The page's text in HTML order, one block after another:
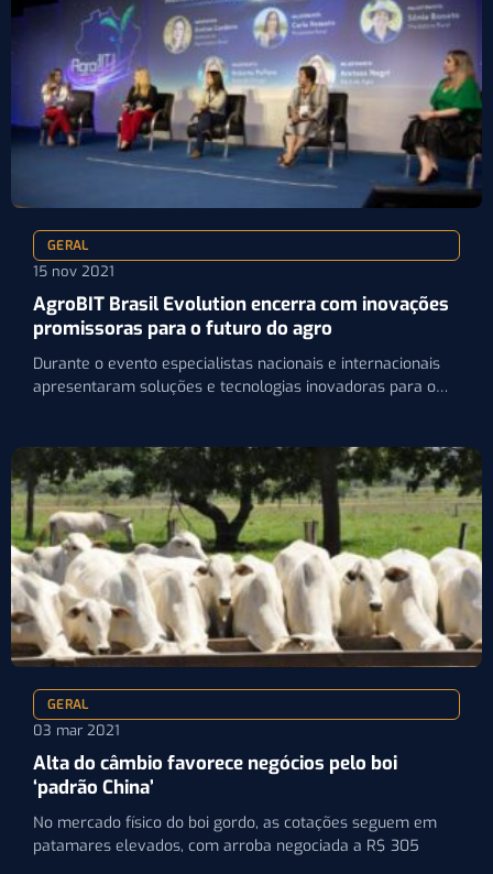
GERAL
15 nov 2021
AgroBIT Brasil Evolution encerra com inovações
promissoras para o futuro do agro
Durante o evento especialistas nacionais e internacionais
apresentaram soluções e tecnologias inovadoras para o
GERAL
03 mar 2021
Alta do câmbio favorece negócios pelo boi
‘padrão China’
No mercado físico do boi gordo, as cotações seguem em
patamares elevados, com arroba negociada a R$ 305